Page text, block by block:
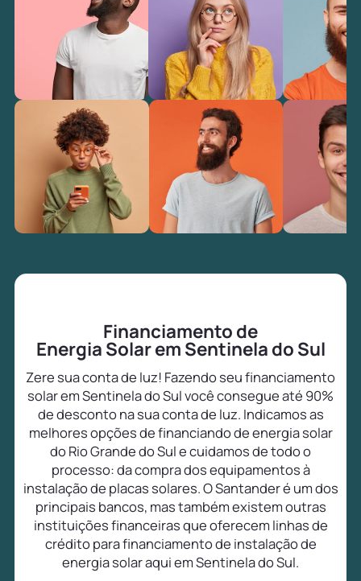
Financiamento de
Energia Solar em Sentinela do Sul
Zere sua conta de luz! Fazendo seu financiamento
solar em Sentinela do Sul você consegue até 90%
de desconto na sua conta de luz. Indicamos as
melhores opções de financiando de energia solar
do Rio Grande do Sul e cuidamos de todo o
processo: da compra dos equipamentos à
instalação de placas solares. O Santander é um dos
principais bancos, mas também existem outras
instituições financeiras que oferecem linhas de
crédito para financiamento de instalação de
energia solar aqui em Sentinela do Sul.